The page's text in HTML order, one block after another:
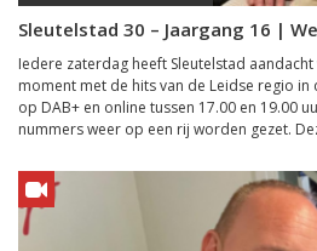
Sleutelstad 30 – Jaargang 16 |
Iedere zaterdag heeft Sleutelstad
moment met de hits van de Leidse regio in
op DAB+ en online tussen 17.00 en 19.00
nummers weer op een rij worden gezet.